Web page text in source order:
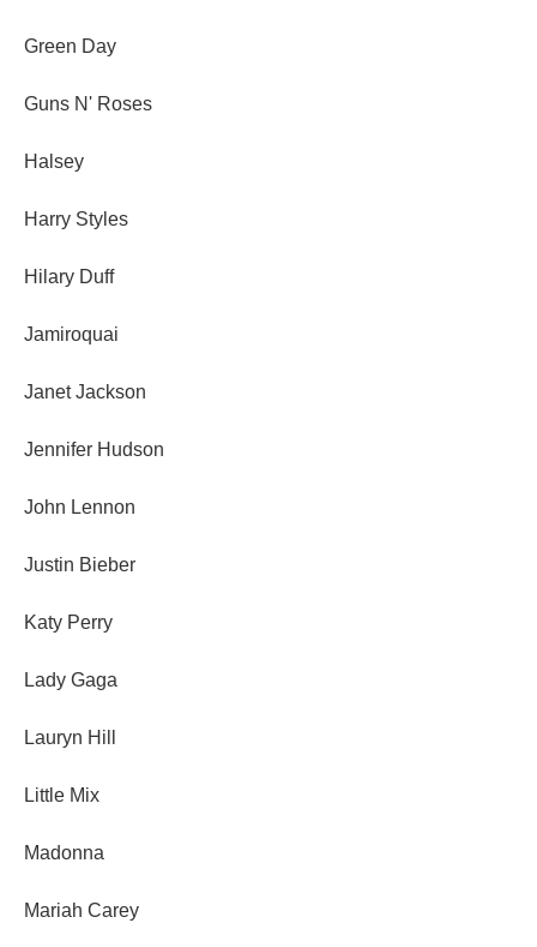
Green Day
Guns N' Roses
Halsey
Harry Styles
Hilary Duff
Jamiroquai
Janet Jackson
Jennifer Hudson
John Lennon
Justin Bieber
Katy Perry
Lady Gaga
Lauryn Hill
Little Mix
Madonna
Mariah Carey